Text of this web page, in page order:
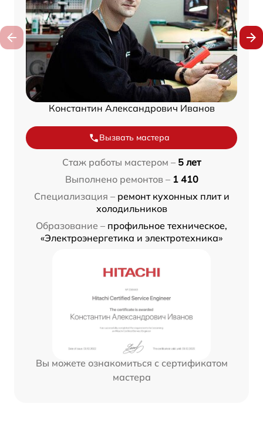
Константин Александрович Иванов
Вызвать мастера
Стаж работы мастером – 5 лет
Выполнено ремонтов – 1 410
Специализация – ремонт кухонных плит и
холодильников
Образование – профильное техническое,
«Электроэнергетика и электротехника»
Вы можете ознакомиться с сертификатом
мастера